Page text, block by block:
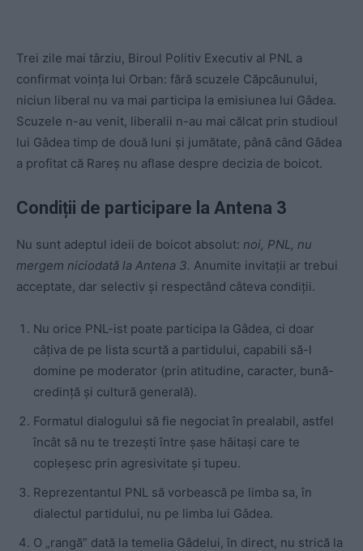
Trei zile mai târziu, Biroul Politiv Executiv al PNL a
confirmat voința lui Orban: fără scuzele Căpcăunului,
niciun liberal nu va mai participa la emisiunea lui Gâdea.
Scuzele n-au venit, liberalii n-au mai călcat prin studioul
lui Gâdea timp de două luni și jumătate, până când Gâdea
a profitat că Rareș nu aflase despre decizia de boicot.
Condiții de participare la Antena 3
Nu sunt adeptul ideii de boicot absolut: noi, PNL, nu
mergem niciodată la Antena 3. Anumite invitații ar trebui
acceptate, dar selectiv și respectând câteva condiții.
Nu orice PNL-ist poate participa la Gâdea, ci doar
câțiva de pe lista scurtă a partidului, capabili să-l
domine pe moderator (prin atitudine, caracter, bună-
credință și cultură generală).
Formatul dialogului să fie negociat în prealabil, astfel
încât să nu te trezești între șase hăitași care te
copleșesc prin agresivitate și tupeu.
Reprezentantul PNL să vorbească pe limba sa, în
dialectul partidului, nu pe limba lui Gâdea.
O „rangă” dată la temelia Gâdelui, în direct, nu strică la